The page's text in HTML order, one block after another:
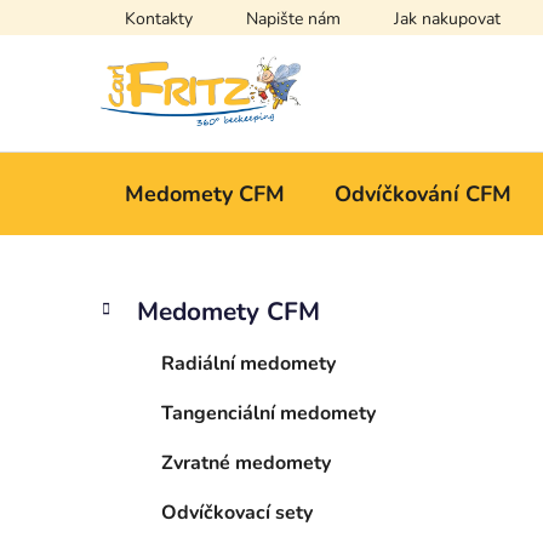
na
Kontakty Napište nám Jak nakupovat
Medomety CFM Odvíčkování CFM
PPřeskočit
kategorie
K
a
Medomety CFM
Radiální medomety
Tangenciální medomety
Zvratné medomety
Odvíčkovací sety